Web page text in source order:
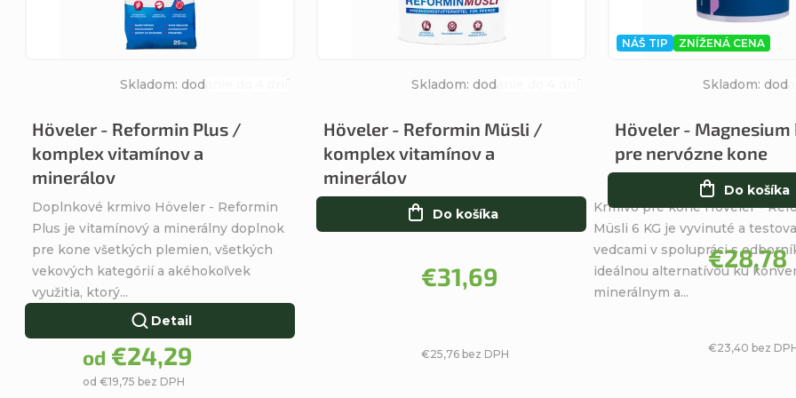
o
d
u
k
t
o
r
o
d
u
k
Höveler - Reformin Plus /
komplex vitamínov a
minerálov
produktu
5
hviezdičiek.
Skladom: dodanie do 4 dní
od €19,75 bez DPH
od €24,29
Detail
Doplnkové krmivo Höveler - Reformin
Plus je vitamínový a minerálny doplnok
pre kone všetkých plemien, všetkých
vekových kategórií a akéhokoľvek
využitia, ktorý...
Höveler - Reformin Müsli /
komplex vitamínov a
minerálov
produktu
Skladom: dodanie do 4 dní
€25,76 bez DPH
€31,69
Do košíka
Krmivo pre kone Höveler -
Müsli 6 KG je vyvinuté a
vedcami v spolupráci s
ideálnou alternatívou ku
minerálnym a...
NÁŠ TIP ZNÍŽENÁ CENA
Höveler - Magnesium
pre nervózne kone
Skladom:
€23,40 bez
€28,78
Do košíka